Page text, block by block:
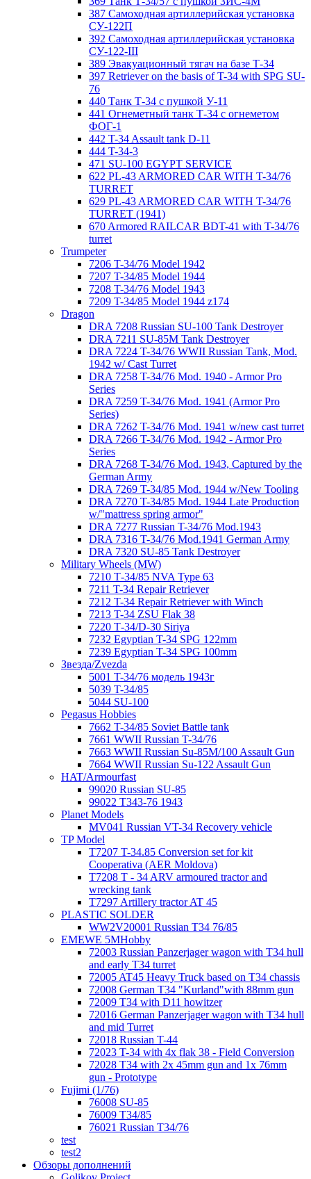
387 Самоходная артиллерийская установка
СУ-122П
392 Самоходная артиллерийская установка
СУ-122-III
389 Эвакуационный тягач на базе Т-34
397 Retriever on the basis of T-34 with SPG SU-
76
440 Танк Т-34 с пушкой У-11
441 Огнеметный танк Т-34 с огнеметом
ФОГ-1
442 T-34 Assault tank D-11
444 T-34-3
471 SU-100 EGYPT SERVICE
622 PL-43 ARMORED CAR WITH T-34/76
TURRET
629 PL-43 ARMORED CAR WITH T-34/76
TURRET (1941)
670 Armored RAILCAR BDT-41 with T-34/76
turret
Trumpeter
7206 T-34/76 Model 1942
7207 T-34/85 Model 1944
7208 T-34/76 Model 1943
7209 T-34/85 Model 1944 z174
Dragon
DRA 7208 Russian SU-100 Tank Destroyer
DRA 7211 SU-85M Tank Destroyer
DRA 7224 T-34/76 WWII Russian Tank, Mod.
1942 w/ Cast Turret
DRA 7258 T-34/76 Mod. 1940 - Armor Pro
Series
DRA 7259 T-34/76 Mod. 1941 (Armor Pro
Series)
DRA 7262 T-34/76 Mod. 1941 w/new cast turret
DRA 7266 T-34/76 Mod. 1942 - Armor Pro
Series
DRA 7268 T-34/76 Mod. 1943, Captured by the
German Army
DRA 7269 T-34/85 Mod. 1944 w/New Tooling
DRA 7270 T-34/85 Mod. 1944 Late Production
w/"mattress spring armor"
DRA 7277 Russian T-34/76 Mod.1943
DRA 7316 T-34/76 Mod.1941 German Army
DRA 7320 SU-85 Tank Destroyer
Military Wheels (MW)
7210 Т-34/85 NVA Type 63
7211 T-34 Repair Retriever
7212 T-34 Repair Retriever with Winch
7213 T-34 ZSU Flak 38
7220 Т-34/D-30 Siriya
7232 Egyptian T-34 SPG 122mm
7239 Egyptian T-34 SPG 100mm
Звезда/Zvezda
5001 T-34/76 модель 1943г
5039 T-34/85
5044 SU-100
Pegasus Hobbies
7662 T-34/85 Soviet Battle tank
7661 WWII Russian T-34/76
7663 WWII Russian Su-85M/100 Assault Gun
7664 WWII Russian Su-122 Assault Gun
HAT/Armourfast
99020 Russian SU-85
99022 T343-76 1943
Planet Models
MV041 Russian VT-34 Recovery vehicle
TP Model
T7207 T-34.85 Conversion set for kit
Cooperativa (AER Moldova)
T7208 T - 34 ARV armoured tractor and
wrecking tank
T7297 Artillery tractor AT 45
PLASTIC SOLDER
WW2V20001 Russian T34 76/85
EMEWE 5MHobby
72003 Russian Panzerjager wagon with T34 hull
and early T34 turret
72005 AT45 Heavy Truck based on T34 chassis
72008 German T34 "Kurland"with 88mm gun
72009 T34 with D11 howitzer
72016 German Panzerjager wagon with T34 hull
and mid Turret
72018 Russian T-44
72023 T-34 with 4x flak 38 - Field Conversion
72028 T34 with 2x 45mm gun and 1x 76mm
gun - Prototype
Fujimi (1/76)
76008 SU-85
76009 T34/85
76021 Russian T34/76
test
test2
Обзоры дополнений